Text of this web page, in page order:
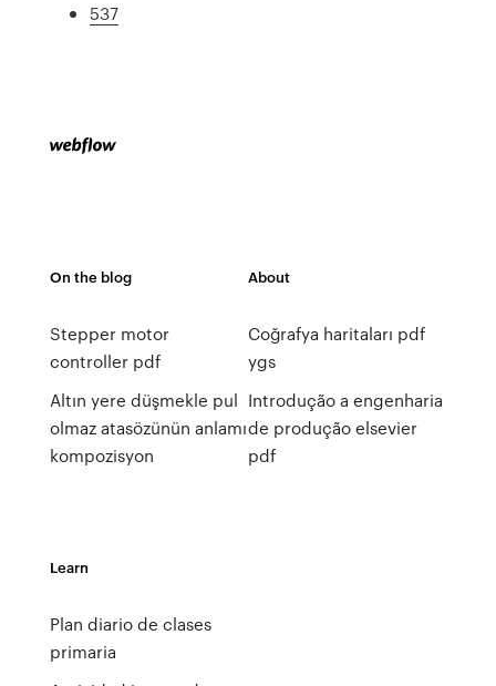
537
On the blog
Stepper motor
controller pdf
Altın yere düşmekle pul
olmaz atasözünün anlamı
kompozisyon
About
Coğrafya haritaları pdf
ygs
Introdução a engenharia
de produção elsevier
pdf
Learn
Plan diario de clases
primaria